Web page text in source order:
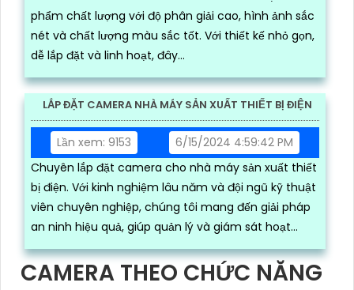
phẩm chất lượng với độ phân giải cao, hình ảnh sắc
nét và chất lượng màu sắc tốt. Với thiết kế nhỏ gọn,
dễ lắp đặt và linh hoạt, đây...
LẮP ĐẶT CAMERA NHÀ MÁY SẢN XUẤT THIẾT BỊ ĐIỆN
Lần xem: 9153
6/15/2024 4:59:42 PM
Chuyên lắp đặt camera cho nhà máy sản xuất thiết
bị điện. Với kinh nghiệm lâu năm và đội ngũ kỹ thuật
viên chuyên nghiệp, chúng tôi mang đến giải pháp
an ninh hiệu quả, giúp quản lý và giám sát hoạt
động sản xuất một cách chặt chẽ
CAMERA THEO CHỨC NĂNG